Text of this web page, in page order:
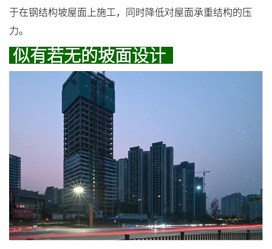
于在钢结构坡屋面上施工，同时降低对屋面承重结构的压
力。
似有若无的坡面设计